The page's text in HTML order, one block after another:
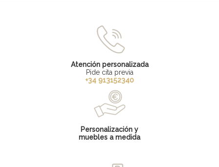
Atención personalizada
Pide cita previa
+34 913152340
Personalización y
muebles a medida